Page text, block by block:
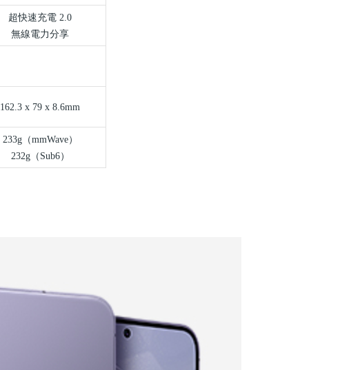
超快速充電 2.0
無線電力分享
162.3 x 79 x 8.6mm
233g（mmWave）
232g（ Sub6）